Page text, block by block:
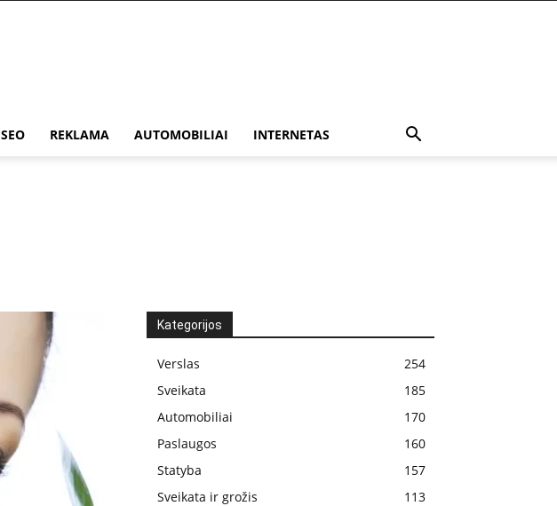
SEO REKLAMA AUTOMOBILIAI INTERNETAS
Kategorijos
Verslas
254
Sveikata
185
Automobiliai
170
Paslaugos
160
Statyba
157
Sveikata ir grožis
113